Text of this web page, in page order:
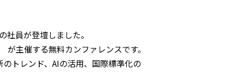
員が登壇しました。
主催する無料カンファレンスです。
トレンド、AIの活用、国際標準化の